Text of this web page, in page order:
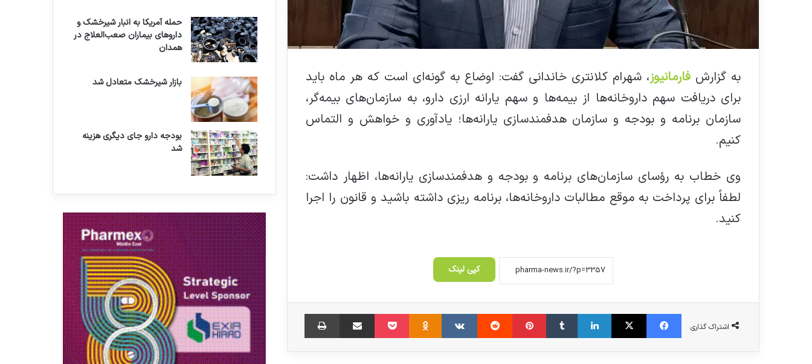
به گزارش فارمانیوز، شهرام کلانتری خاندانی گفت: اوضاع به گونه‌ای است که هر ماه باید
برای دریافت سهم داروخانه‌ها از بیمه‌ها و سهم یارانه ارزی دارو، به سازمان‌های بیمه‌گر،
سازمان برنامه و بودجه و سازمان هدفمندسازی یارانه‌ها؛ یادآوری و خواهش و التماس
کنیم.
وی خطاب به رؤسای سازمان‌های برنامه و بودجه و هدفمندسازی یارانه‌ها، اظهار داشت:
لطفاً برای پرداخت به موقع مطالبات داروخانه‌ها، برنامه ریزی داشته باشید و قانون را اجرا
کنید.
کپی لینک
اشتراک گذاری
فیس بوک X لینکدین ‫تامبلر ‫پین‌ترست ‫رددیت ‫VKontakte
‫Odnoklassniki پاکت اشتراک گذاری از طریق ایمیل
حمایت همه جانبه از تولید کنندگان
بیمارستان مراجعه کند، هیچ هزینه‌ای
پرداخت نخواهد کرد
تجمع داروسازان در مخالفت با فروش
اینترنتی دارو
حمله آمریکا به انبار شیرخشک و
داروهای بیماران صعب‌العلاج در
همدان
بازار شیرخشک متعادل شد
بودجه دارو جای دیگری هزینه
شد